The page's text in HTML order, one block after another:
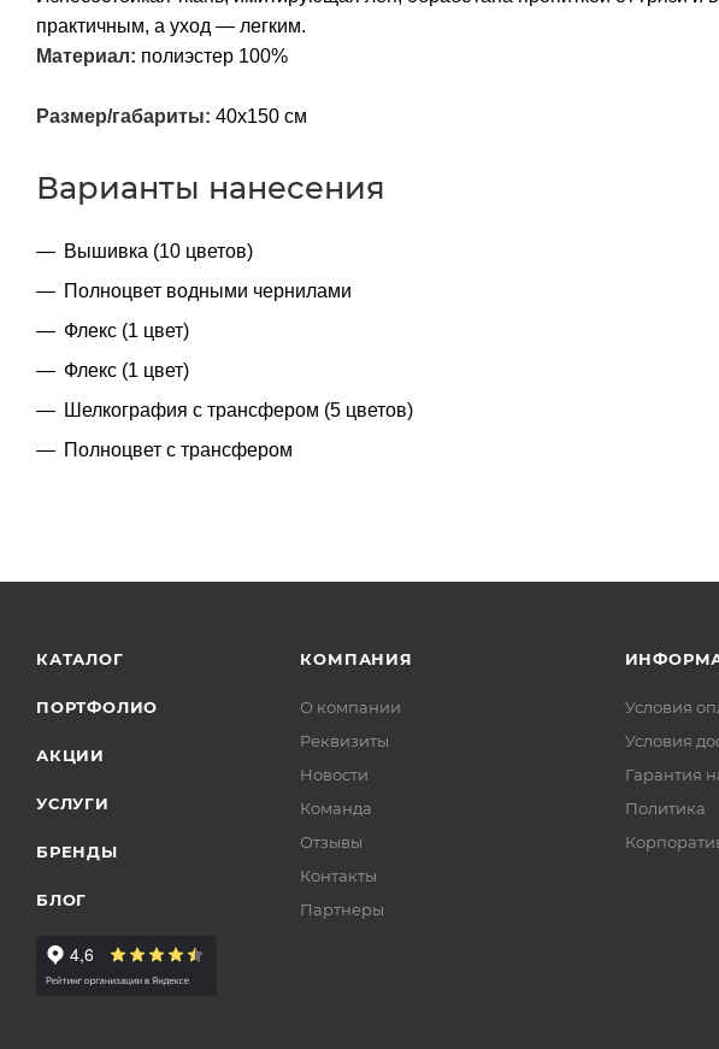
практичным, а уход — легким.
Материал: полиэстер 100%
Размер/габариты: 40x150 см
Варианты нанесения
Вышивка (10 цветов)
Полноцвет водными чернилами
Флекс (1 цвет)
Флекс (1 цвет)
Шелкография с трансфером (5 цветов)
Полноцвет с трансфером
КАТАЛОГ
ПОРТФОЛИО
АКЦИИ
УСЛУГИ
БРЕНДЫ
БЛОГ
КОМПАНИЯ
О компании
Реквизиты
Новости
Команда
Отзывы
Контакты
Партнеры
Условия
Условия
Гарантия
Политика